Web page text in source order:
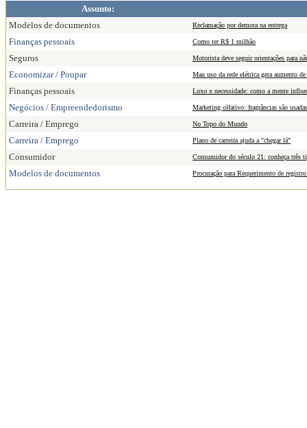
Assunto:
Modelos de documentos
Reclamação por demora na entrega
Finanças pessoais Como ter R$ 1 milhão
Seguros Motorista deve seguir orientações para
Economizar / Poupar Mau uso da rede elétrica gera aumento
Finanças pessoais Luxo x necessidade: como a mente
Negócios / Empreendedorismo Marketing olfativo: fragrâncias são
Carreira / Emprego No Topo do Mundo
Carreira / Emprego Plano de carreira ajuda a "chegar lá"
Consumidor Consumidor do século 21: conheça três
Modelos de documentos Procuração para Requerimento de